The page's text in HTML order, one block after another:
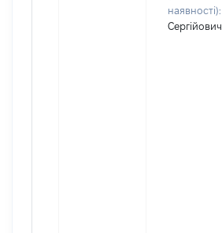
наявності):
Сергійович